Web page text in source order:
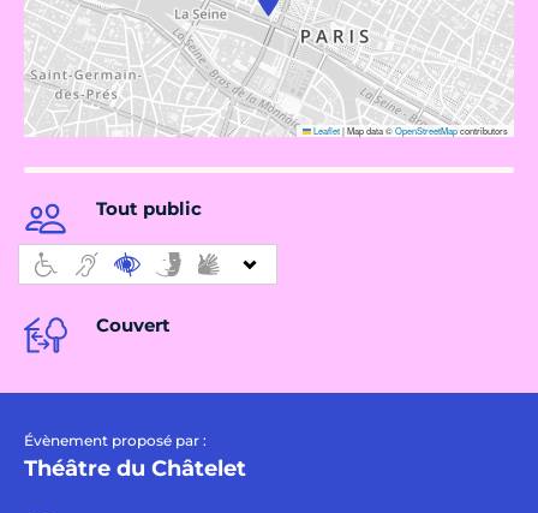
Leaflet|Map data ©OpenStreetMapcontributors
Tout public
Couvert
Évènement proposé par :
Théâtre du Châtelet